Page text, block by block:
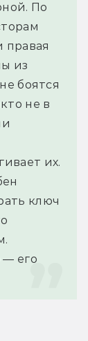
По
правая
из
боятся
не в
их.
ключ
— его